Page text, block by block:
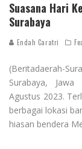
Suasana Hari
Surabaya
Endah Caratri
(Beritadaerah-
Surabaya,
Agustus 2023.
berbagai lokasi
hiasan bendera